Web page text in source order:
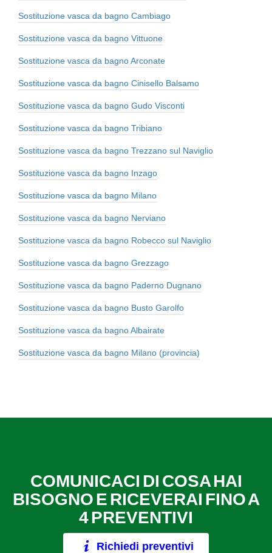
Sostituzione vasca da bagno Cambiago
Sostituzione vasca da bagno Vittuone
Sostituzione vasca da bagno Arconate
Sostituzione vasca da bagno Cinisello Balsamo
Sostituzione vasca da bagno Gudo Visconti
Sostituzione vasca da bagno Tribiano
Sostituzione vasca da bagno Trezzano sul Naviglio
Sostituzione vasca da bagno Inzago
Sostituzione vasca da bagno Milano
Sostituzione vasca da bagno Nerviano
Sostituzione vasca da bagno Robecco sul Naviglio
Sostituzione vasca da bagno Grezzago
Sostituzione vasca da bagno Paderno Dugnano
Sostituzione vasca da bagno Busto Garolfo
Sostituzione vasca da bagno Albairate
Sostituzione vasca da bagno Milano (provincia)
COMUNICACI DI COSA HAI
BISOGNO E RICEVERAI FINO A
4 PREVENTIVI
Richiedi preventivi